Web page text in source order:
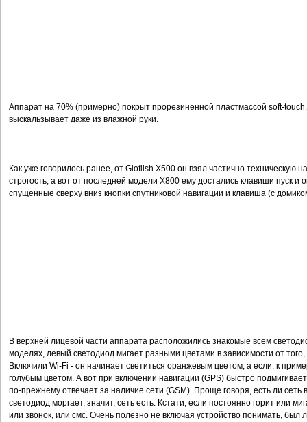
Аппарат на 70% (примерно) покрыт прорезиненной пластмассой soft-
выскальзывает даже из влажной руки.
Как уже говорилось ранее, от Glofiish Х500 он взял частично техническую
строгость, а вот от последней модели X800 ему достались клавиши пуск и
спущенные сверху вниз кнопки спутниковой навигации и клавиша (с
В верхней лицевой части аппарата расположились знакомые всем
моделях, левый светодиод мигает разными цветами в зависимости от
Включили Wi-Fi - он начинает светиться оранжевым цветом, а если, к
голубым цветом. А вот при включении навигации (GPS) быстро
по-прежнему отвечает за наличие сети (GSM). Проще говоря, есть ли
светодиод моргает, значит, сеть есть. Кстати, если постоянно горит или
или звонок, или смс. Очень полезно не включая устройство понимать, был